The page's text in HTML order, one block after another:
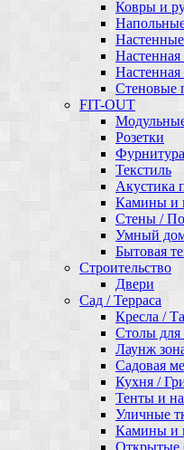
Ковры и
Настенная
Настенная
Стеновые
FIT-OUT
Розетки
Фурнитура
Текстиль
Акустика
Камины и
Стены /
Умный
Бытовая
Строительство
Двери
Сад / Терраса
Кресла /
Столы для
Лаунж
Садовая
Кухня /
Тенты и
Уличные
Камины и
Открытые